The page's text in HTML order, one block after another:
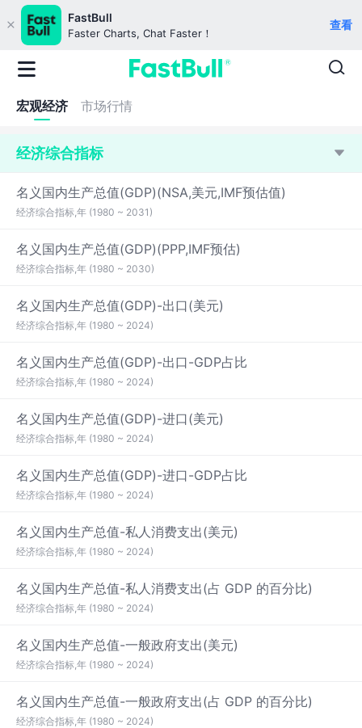
FastBull
Faster Charts, Chat Faster！
查看
宏观经济 市场行情
经济综合指标
名义国内生产总值(GDP)(NSA,美元,IMF预估值)
经济综合指标,年 (1980 ~ 2031)
名义国内生产总值(GDP)(PPP,IMF预估)
经济综合指标,年 (1980 ~ 2030)
名义国内生产总值(GDP)-出口(美元)
经济综合指标,年 (1980 ~ 2024)
名义国内生产总值(GDP)-出口-GDP占比
经济综合指标,年 (1980 ~ 2024)
名义国内生产总值(GDP)-进口(美元)
经济综合指标,年 (1980 ~ 2024)
名义国内生产总值(GDP)-进口-GDP占比
经济综合指标,年 (1980 ~ 2024)
名义国内生产总值-私人消费支出(美元)
经济综合指标,年 (1980 ~ 2024)
名义国内生产总值-私人消费支出(占 GDP 的百分比)
经济综合指标,年 (1980 ~ 2024)
名义国内生产总值-一般政府支出(美元)
经济综合指标,年 (1980 ~ 2024)
名义国内生产总值-一般政府支出(占 GDP 的百分比)
经济综合指标,年 (1980 ~ 2024)